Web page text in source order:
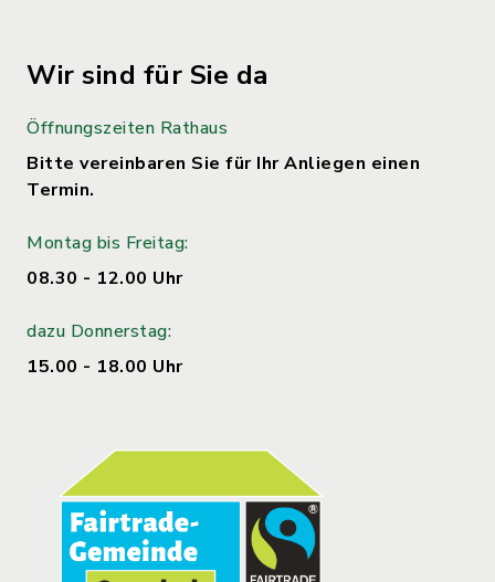
Wir sind für Sie da
Öffnungszeiten Rathaus
Bitte vereinbaren Sie für Ihr Anliegen einen
Termin.
Montag bis Freitag:
08.30 - 12.00 Uhr
dazu Donnerstag:
15.00 - 18.00 Uhr